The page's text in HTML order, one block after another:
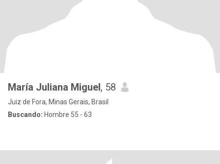
María Juliana Miguel, 58
Juiz de Fora, Minas Gerais, Brasil
Buscando: Hombre 55 - 63